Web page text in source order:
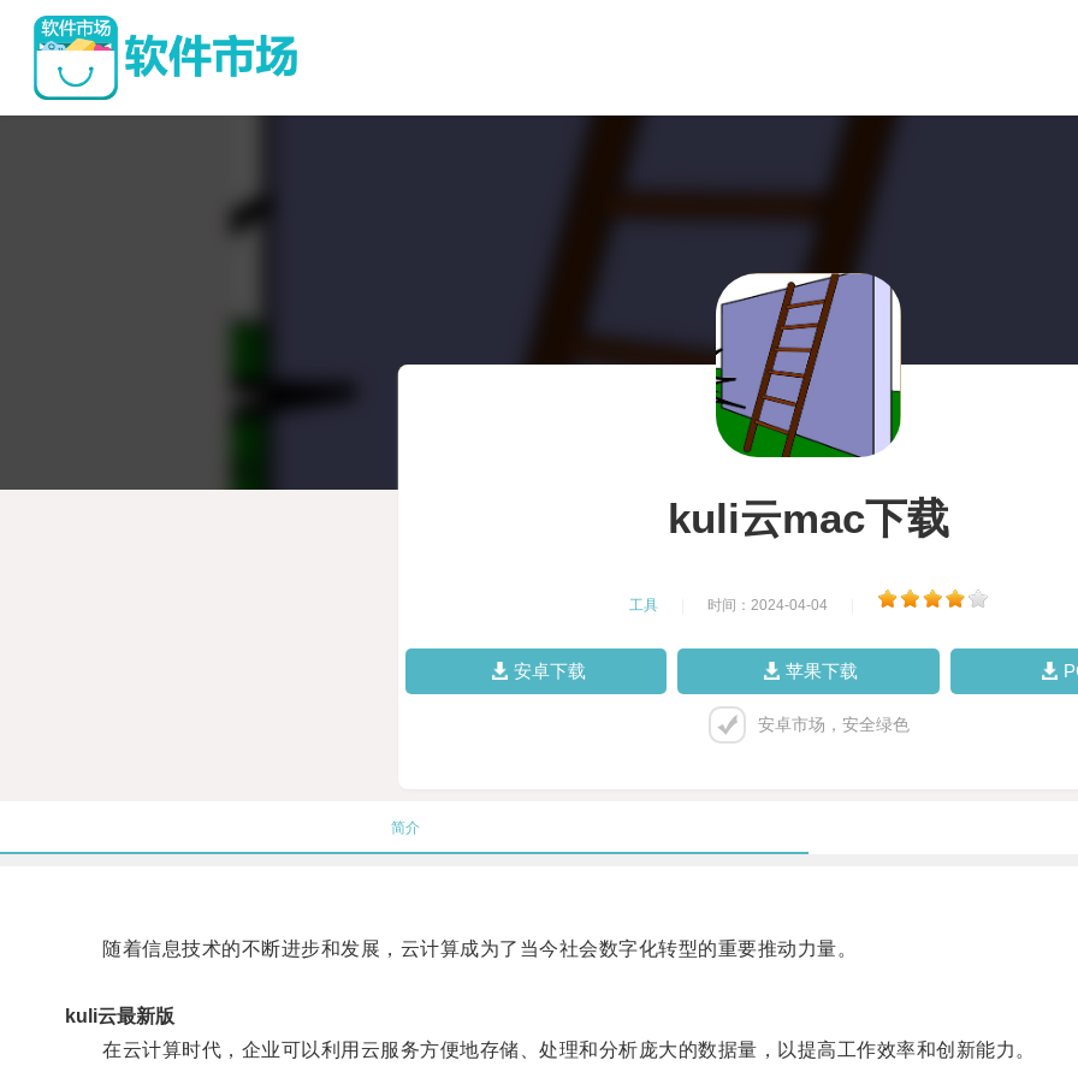
kuli云mac下载
工具 时间：2024-04-04
安卓下载 苹果下载
安卓市场，安全绿色
简介
随着信息技术的不断进步和发展，云计算成为了当今社会数字化转型的重要推动力量。
kuli云最新版
在云计算时代，企业可以利用云服务方便地存储、处理和分析庞大的数据量，以提高工作效率和创新能力。